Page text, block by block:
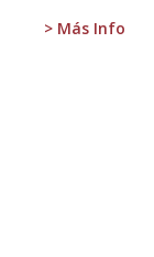
> Más Info